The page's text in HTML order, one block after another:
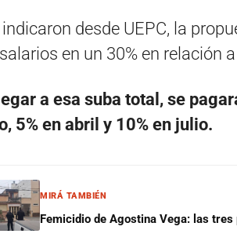
desde UEPC, la
en un 30% en relación
a esa suba total, se
5% en abril y 10% en julio.
MIRÁ TAMBIÉN
Femicidio de Agostina Vega: las